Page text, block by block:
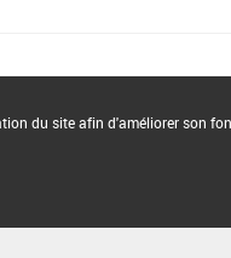
du site afin d'améliorer son